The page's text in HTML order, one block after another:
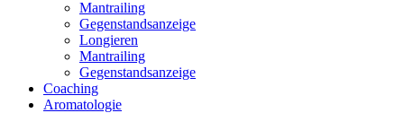
Mantrailing
Gegenstandsanzeige
Longieren
Mantrailing
Gegenstandsanzeige
Coaching
Aromatologie